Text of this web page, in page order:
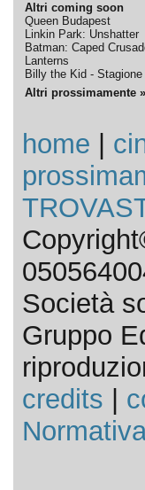
Altri coming soon
Queen Budapest
Linkin Park: Unshatter
Batman: Caped
Lanterns
Billy the Kid - Stagione
Altri prossimamente »
home
Società
Gruppo
credits